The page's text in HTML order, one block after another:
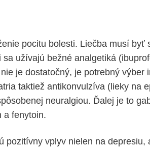
pocitu bolesti. Liečba musí byť
užívajú bežné analgetiká
je dostatočný, je potrebný výber
taktiež antikonvulzíva (lieky na
neuralgiou. Ďalej je to
a fenytoin.
pozitívny vplyv nielen na depresiu,